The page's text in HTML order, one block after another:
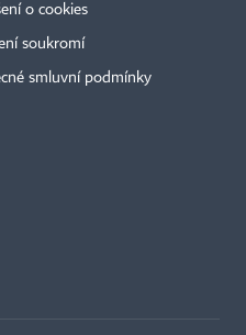
o cookies
soukromí
smluvní podmínky